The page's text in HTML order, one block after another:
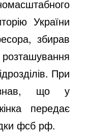
України
збирав
При
знав, що у
передає
фсб рф.